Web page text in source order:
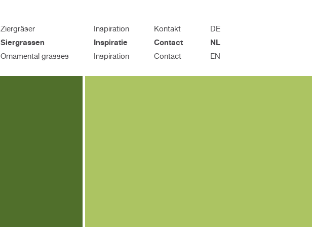
Ziergräser
Siergrassen
Ornamental grasses
Inspiration
Inspiratie
Inspiration
Kontakt
Contact
Contact
DE
NL
EN